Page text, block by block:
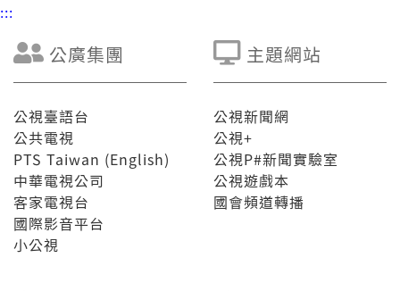
:::
公廣集團
公視臺語台
公共電視
PTS Taiwan (English)
中華電視公司
客家電視台
國際影音平台
小公視
主題網站
公視新聞網
公視+
公視P#新聞實驗室
公視遊戲本
國會頻道轉播